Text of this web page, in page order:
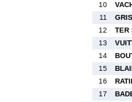
10
11
12
TER
13
14
15
16
17